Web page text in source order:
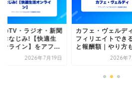
のTV・ラジオ・新聞
おなじみ!【快適生
ンライン】をアフ...
2026年7月19日
カフェ・ヴェルデ
フィリエイトでき
と報酬額｜やり方
2026年7